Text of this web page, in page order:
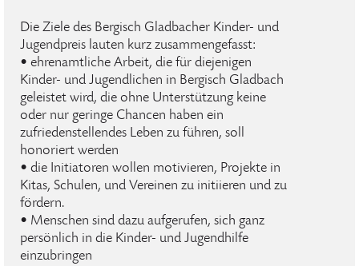
Die Ziele des Bergisch Gladbacher Kinder- und
Jugendpreis lauten kurz zusammengefasst:
• ehrenamtliche Arbeit, die für diejenigen
Kinder- und Jugendlichen in Bergisch Gladbach
geleistet wird, die ohne Unterstützung keine
oder nur geringe Chancen haben ein
zufriedenstellendes Leben zu führen, soll
honoriert werden
• die Initiatoren wollen motivieren, Projekte in
Kitas, Schulen, und Vereinen zu initiieren und zu
fördern.
• Menschen sind dazu aufgerufen, sich ganz
persönlich in die Kinder- und Jugendhilfe
einzubringen